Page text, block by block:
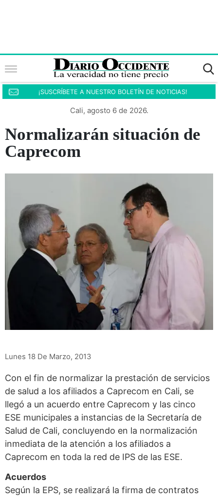
¡SUSCRÍBETE A NUESTRO BOLETÍN DE NOTICIAS!
Cali, agosto 6 de 2026.
Normalizarán situación de
Caprecom
Lunes 18 De Marzo, 2013
Con el fin de normalizar la prestación de servicios
de salud a los afiliados a Caprecom en Cali, se
llegó a un acuerdo entre Caprecom y las cinco
ESE municipales a instancias de la Secretaría de
Salud de Cali, concluyendo en la normalización
inmediata de la atención a los afiliados a
Caprecom en toda la red de IPS de las ESE.
Acuerdos
Según la EPS, se realizará la firma de contratos